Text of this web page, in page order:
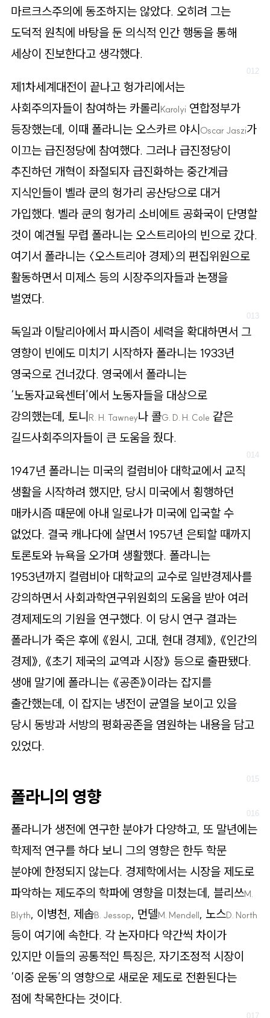
마르크스주의에 동조하지는 않았다. 오히려 그는
도덕적 원칙에 바탕을 둔 의식적 인간 행동을 통해
세상이 진보한다고 생각했다.
제1차세계대전이 끝나고 헝가리에서는
사회주의자들이 참여하는 카롤리Karolyi연합정부가
등장했는데, 이때 폴라니는 오스카르 야시Oscar Jaszi가
이끄는 급진정당에 참여했다. 그러나 급진정당이
추진하던 개혁이 좌절되자 급진화하는 중간계급
지식인들이 벨라 쿤의 헝가리 공산당으로 대거
가입했다. 벨라 쿤의 헝가리 소비에트 공화국이 단명할
것이 예견될 무렵 폴라니는 오스트리아의 빈으로 갔다.
여기서 폴라니는 〈오스트리아 경제〉의 편집위원으로
활동하면서 미제스 등의 시장주의자들과 논쟁을
벌였다.
독일과 이탈리아에서 파시즘이 세력을 확대하면서 그
영향이 빈에도 미치기 시작하자 폴라니는 1933년
영국으로 건너갔다. 영국에서 폴라니는
‘노동자교육센터’에서 노동자들을 대상으로
강의했는데, 토니R. H. Tawney나 콜G. D. H. Cole 같은
길드사회주의자들이 큰 도움을 줬다.
1947년 폴라니는 미국의 컬럼비아 대학교에서 교직
생활을 시작하려 했지만, 당시 미국에서 횡행하던
매카시즘 때문에 아내 일로나가 미국에 입국할 수
없었다. 결국 캐나다에 살면서 1957년 은퇴할 때까지
토론토와 뉴욕을 오가며 생활했다. 폴라니는
1953년까지 컬럼비아 대학교의 교수로 일반경제사를
강의하면서 사회과학연구위원회의 도움을 받아 여러
경제제도의 기원을 연구했다. 이 당시 연구 결과는
폴라니가 죽은 후에 《원시, 고대, 현대 경제》, 《인간의
경제》, 《초기 제국의 교역과 시장》 등으로 출판됐다.
생애 말기에 폴라니는 《공존》이라는 잡지를
출간했는데, 이 잡지는 냉전이 균열을 보이고 있을
당시 동방과 서방의 평화공존을 염원하는 내용을 담고
있었다.
폴라니의 영향
폴라니가 생전에 연구한 분야가 다양하고, 또 말년에는
학제적 연구를 하다 보니 그의 영향은 한두 학문
분야에 한정되지 않는다. 경제학에서는 시장을 제도로
파악하는 제도주의 학파에 영향을 미쳤는데, 블리쓰M.
Blyth, 이병천, 제솝B. Jessop, 먼델M. Mendell, 노스D. North
등이 여기에 속한다. 각 논자마다 약간씩 차이가
있지만 이들의 공통적인 특징은, 자기조정적 시장이
‘이중 운동’의 영향으로 새로운 제도로 전환된다는
점에 착목한다는 것이다.